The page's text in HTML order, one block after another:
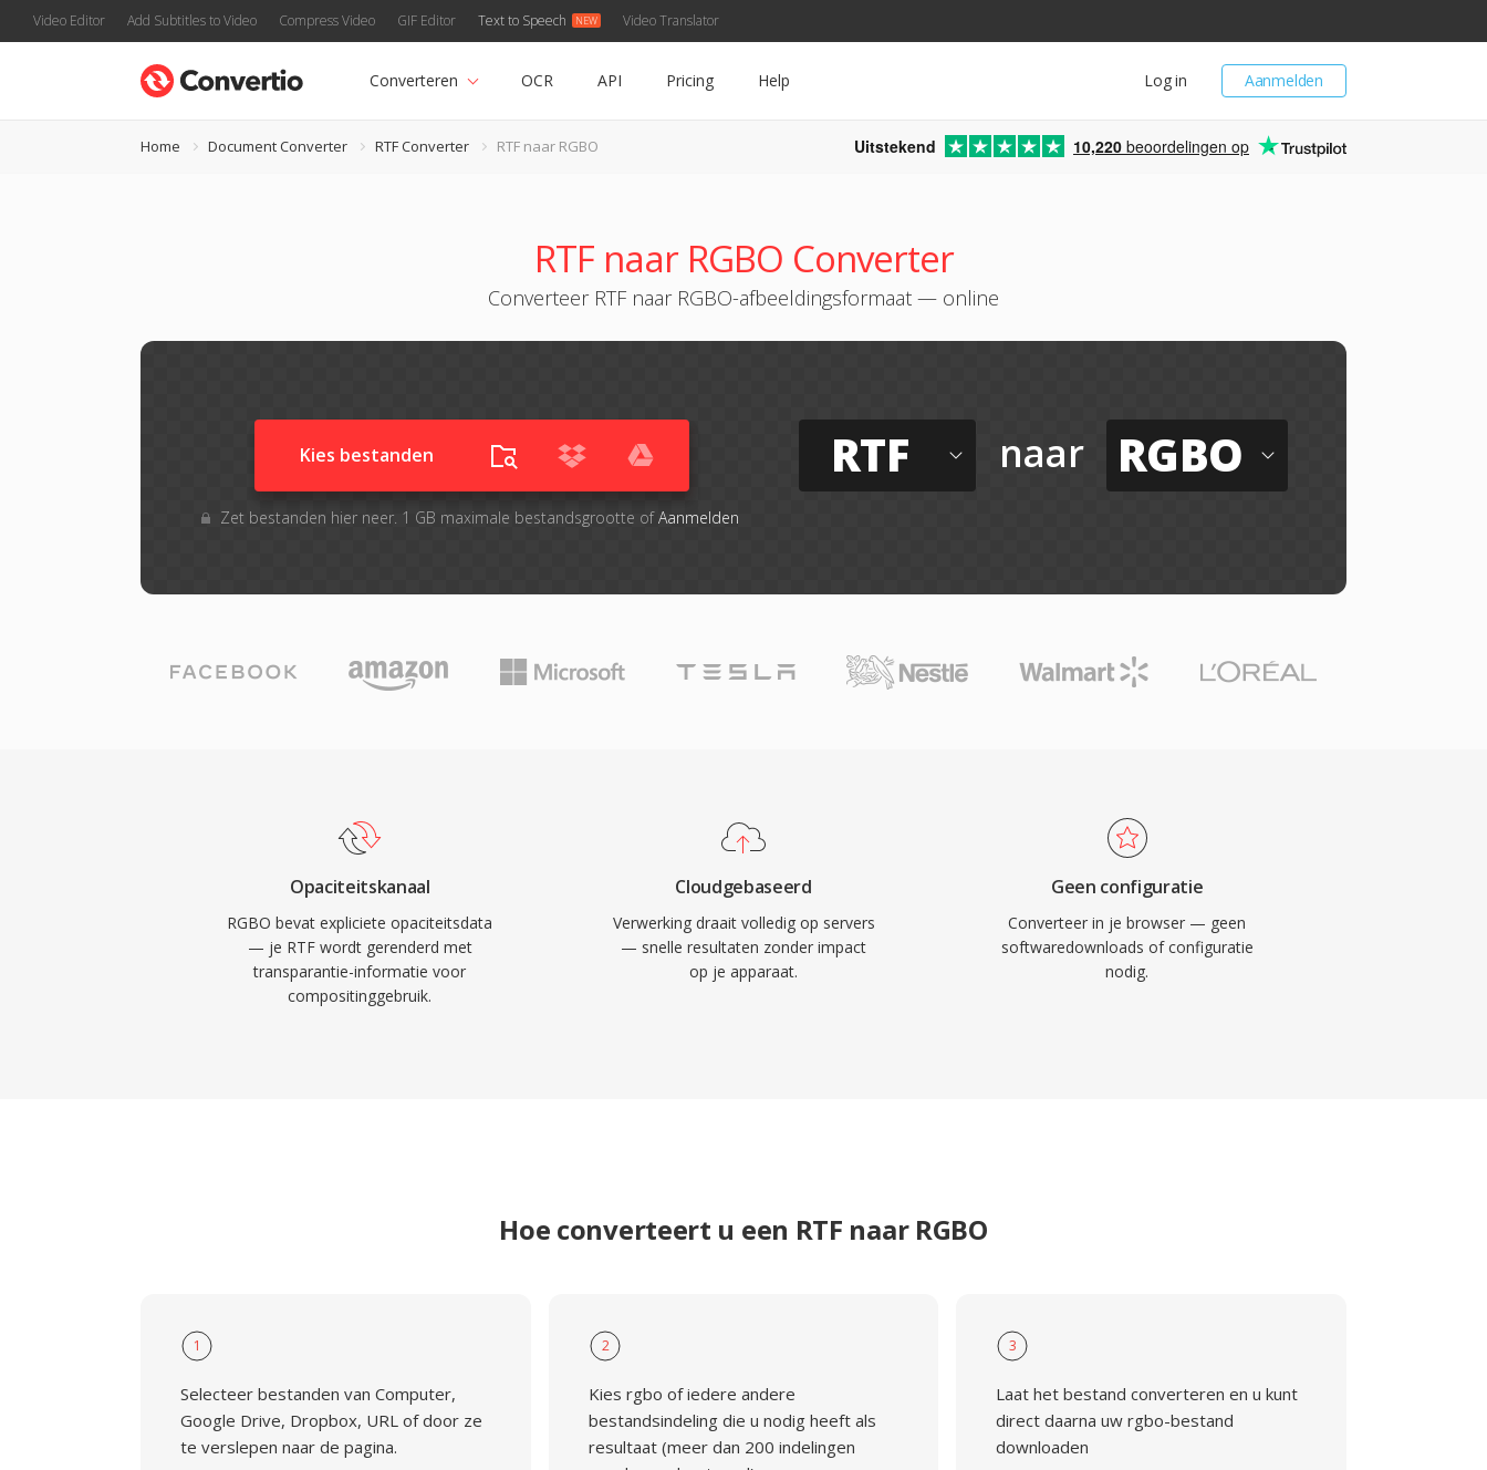
Video Editor Add Subtitles to Video Compress Video GIF Editor Text to Speech Video Translator
Aanmelden
Log in
Converteren OCR API Pricing Help
Home Document Converter RTF Converter RTF naar RGBO Uitstekend 10,220 beoordelingen op
RTF naar RGBO Converter
Converteer RTF naar RGBO-afbeeldingsformaat — online
Kies bestanden
Zet bestanden hier neer. 1 GB maximale bestandsgrootte ofAanmelden
RTF naar RGBO
Opaciteitskanaal
RGBO bevat expliciete opaciteitsdata
— je RTF wordt gerenderd met
transparantie-informatie voor
compositinggebruik.
Cloudgebaseerd
Verwerking draait volledig op servers
— snelle resultaten zonder impact
op je apparaat.
Geen configuratie
Converteer in je browser — geen
softwaredownloads of configuratie
nodig.
Hoe converteert u een RTF naar RGBO
1
Selecteer bestanden van Computer,
Google Drive, Dropbox, URL of door ze
te verslepen naar de pagina.
2
Kies rgbo of iedere andere
bestandsindeling die u nodig heeft als
resultaat (meer dan 200 indelingen
3
Laat het bestand converteren en u kunt
direct daarna uw rgbo-bestand
downloaden